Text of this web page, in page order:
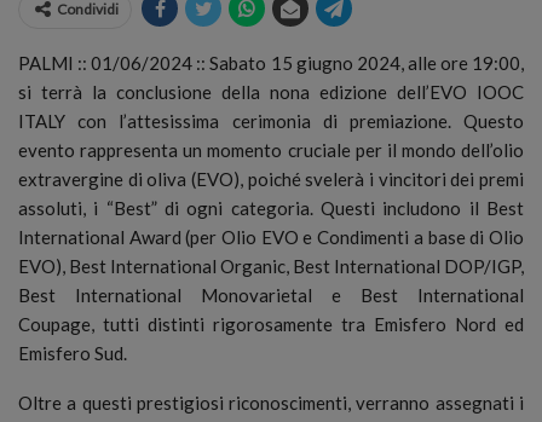
Condividi
PALMI :: 01/06/2024 :: Sabato 15 giugno 2024, alle ore 19:00,
si terrà la conclusione della nona edizione dell’EVO IOOC
ITALY con l’attesissima cerimonia di premiazione.Questo
evento rappresenta un momento cruciale per il mondo dell’olio
extravergine di oliva (EVO), poiché svelerà i vincitori dei premi
assoluti, i “Best” di ogni categoria. Questi includono il Best
International Award (per Olio EVO e Condimenti a base di Olio
EVO), Best International Organic, Best International DOP/IGP,
Best International Monovarietal e Best International
Coupage, tutti distinti rigorosamente tra Emisfero Nord ed
Emisfero Sud.
Oltre a questi prestigiosi riconoscimenti, verranno assegnati i